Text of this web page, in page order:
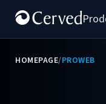
HOMEPAGE/PROWEB